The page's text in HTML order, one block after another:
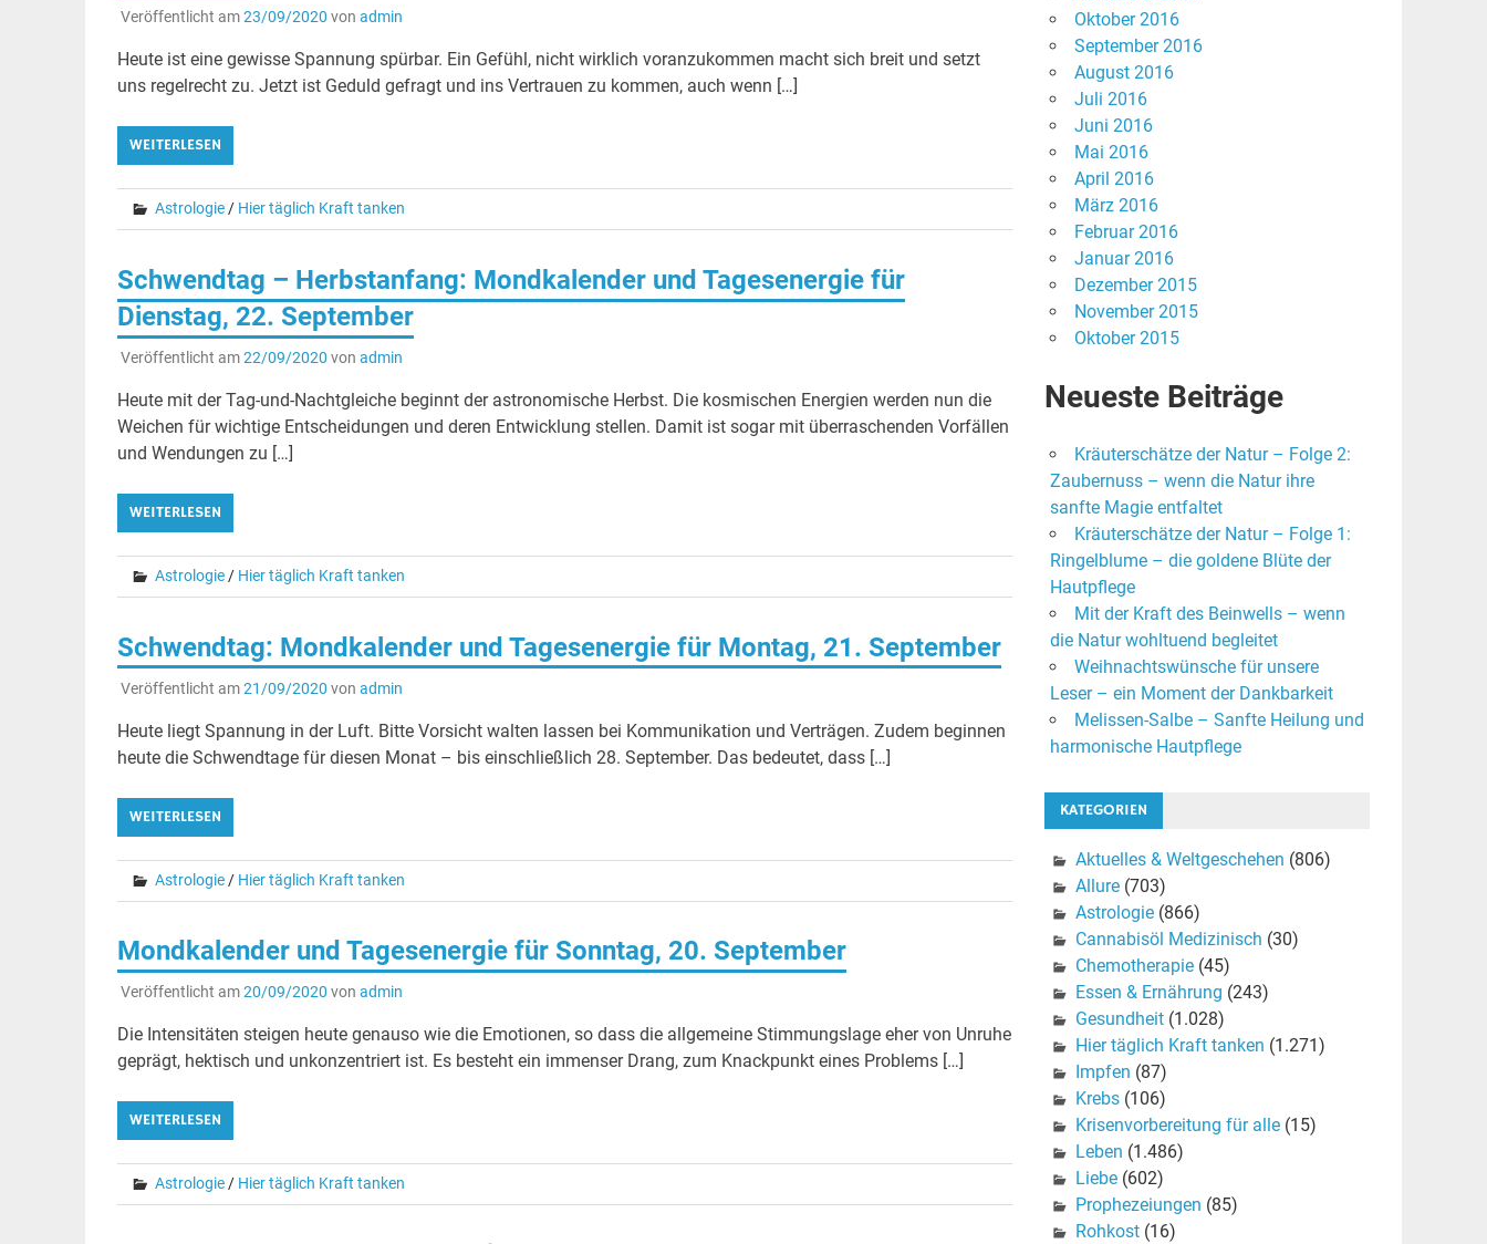
Veröffentlicht am23/09/2020 von admin
Heute ist eine gewisse Spannung spürbar. Ein Gefühl, nicht wirklich voranzukommen macht sich breit und setzt
uns regelrecht zu. Jetzt ist Geduld gefragt und ins Vertrauen zu kommen, auch wenn […]
WEITERLESEN
Astrologie/ Hier täglich Kraft tanken
Schwendtag – Herbstanfang: Mondkalender und Tagesenergie für
Dienstag, 22. September
Veröffentlicht am22/09/2020 von admin
Heute mit der Tag-und-Nachtgleiche beginnt der astronomische Herbst. Die kosmischen Energien werden nun die
Weichen für wichtige Entscheidungen und deren Entwicklung stellen. Damit ist sogar mit überraschenden Vorfällen
und Wendungen zu […]
WEITERLESEN
Astrologie/ Hier täglich Kraft tanken
Schwendtag: Mondkalender und Tagesenergie für Montag, 21. September
Veröffentlicht am21/09/2020 von admin
Heute liegt Spannung in der Luft. Bitte Vorsicht walten lassen bei Kommunikation und Verträgen. Zudem beginnen
heute die Schwendtage für diesen Monat – bis einschließlich 28. September. Das bedeutet, dass […]
WEITERLESEN
Astrologie/ Hier täglich Kraft tanken
Mondkalender und Tagesenergie für Sonntag, 20. September
Veröffentlicht am20/09/2020 von admin
Die Intensitäten steigen heute genauso wie die Emotionen, so dass die allgemeine Stimmungslage eher von Unruhe
geprägt, hektisch und unkonzentriert ist. Es besteht ein immenser Drang, zum Knackpunkt eines Problems […]
WEITERLESEN
Astrologie/ Hier täglich Kraft tanken
Oktober 2016
September 2016
August 2016
Juli 2016
Juni 2016
Mai 2016
April 2016
März 2016
Februar 2016
Januar 2016
Dezember 2015
November 2015
Oktober 2015
Neueste Beiträge
Kräuterschätze der Natur – Folge 2:
Zaubernuss – wenn die Natur ihre
sanfte Magie entfaltet
Kräuterschätze der Natur – Folge 1:
Ringelblume – die goldene Blüte der
Hautpflege
Mit der Kraft des Beinwells – wenn
die Natur wohltuend begleitet
Weihnachtswünsche für unsere
Leser – ein Moment der Dankbarkeit
Melissen-Salbe – Sanfte Heilung und
harmonische Hautpflege
KATEGORIEN
Aktuelles & Weltgeschehen (806)
Allure(703)
Astrologie(866)
Cannabisöl Medizinisch (30)
Chemotherapie(45)
Essen & Ernährung (243)
Gesundheit(1.028)
Hier täglich Kraft tanken (1.271)
Impfen (87)
Krebs(106)
Krisenvorbereitung für alle(15)
Leben (1.486)
Liebe(602)
Prophezeiungen (85)
Rohkost(16)